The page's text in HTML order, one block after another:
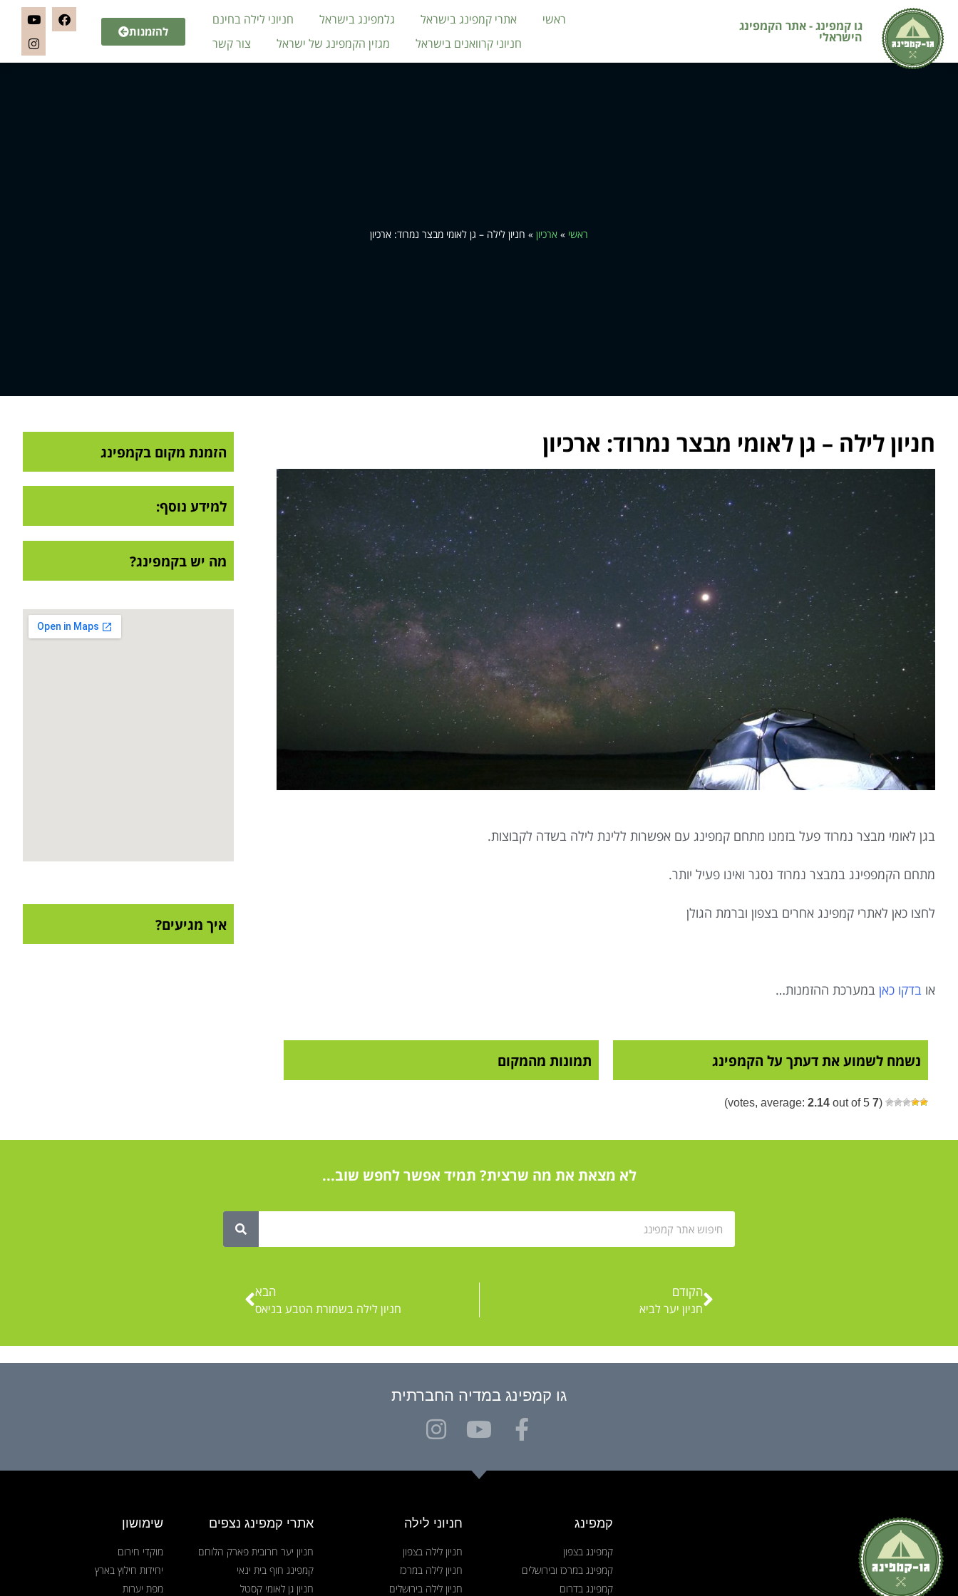
גו קמפינג - אתר הקמפינג
הישראלי
ראשי אתרי קמפינג בישראל גלמפינג בישראל
חניוני לילה בחינם
חניוני קרוואנים בישראל
מגזין הקמפינג של ישראל צור קשר
להזמנות
ראשי » ארכיון » חניון לילה – גן לאומי מבצר נמרוד: ארכיון
חניון לילה – גן לאומי מבצר נמרוד: ארכיון
בגן לאומי מבצר נמרוד פעל בזמנו מתחם קמפינג עם אפשרות ללינת לילה בשדה לקבוצות.
מתחם הקמפפינג במבצר נמרוד נסגר ואינו פעיל יותר.
לחצו כאן לאתרי קמפינג אחרים בצפון וברמת הגולן
או בדקו כאן במערכת ההזמנות…
נשמח לשמוע את דעתך על הקמפינג
(
7
2.14 out of 5)
תמונות מהמקום
הזמנת מקום בקמפינג
למידע נוסף:
מה יש בקמפינג?
איך מגיעים?
לא מצאת את מה שרצית? תמיד אפשר לחפש שוב...
הקודם
חניון יער לביא
הבא
חניון לילה בשמורת הטבע בניאס
גו קמפינג במדיה החברתית
קמפינג
קמפינג בצפון
קמפינג במרכז ובירושלים
קמפינג בדרום
חניוני לילה
חניון לילה בצפון
חניון לילה במרכז
חניון לילה בירושלים
אתרי קמפינג נצפים
חניון יער חרובית פארק הלוחם
קמפינג חוף בית ינאי
חניון גן לאומי קסטל
שימושון
מוקדי חירום
יחידות חילוץ בארץ
מפת יערות